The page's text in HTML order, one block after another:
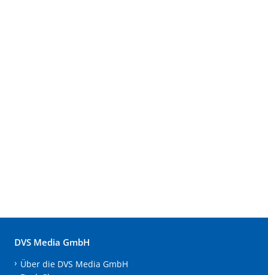
DVS Media GmbH
Über die DVS Media GmbH